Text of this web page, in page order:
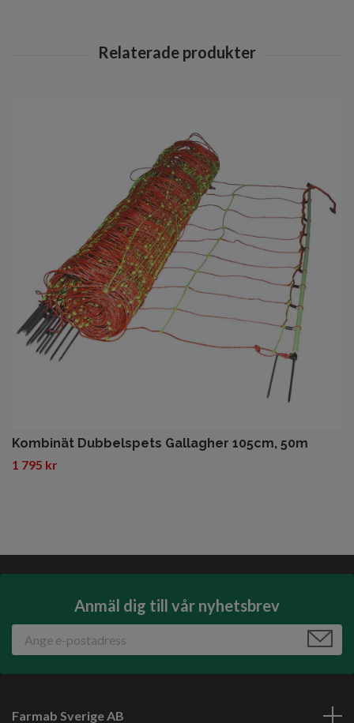
Kombinät Dubbelspets Gallagher 105cm, 50m
1 795 kr
Anmäl dig till vår nyhetsbrev
Farmab Sverige AB